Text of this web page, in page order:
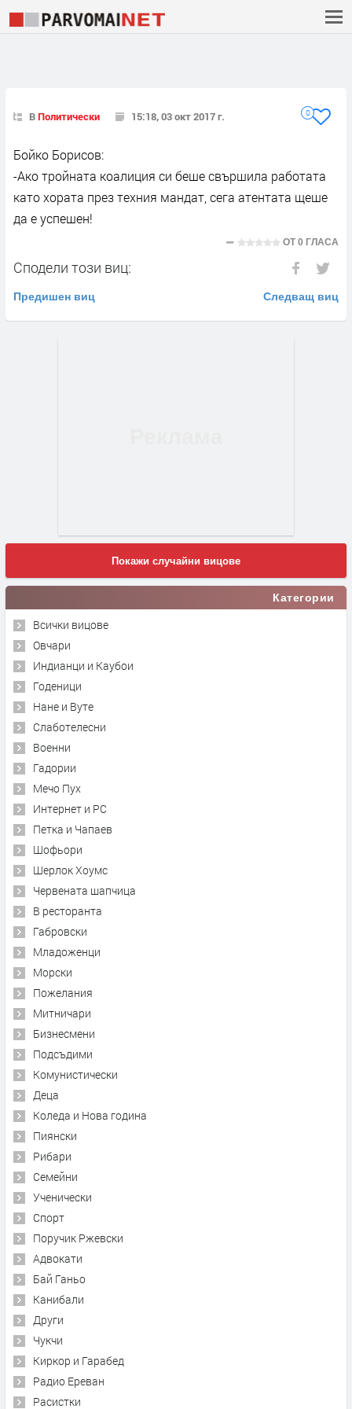
ВПолитически 15:18, 03 окт 2017 г. 0
Бойко Борисов:
-Ако тройната коалиция си беше свършила работата
като хората през техния мандат, сега атентата щеше
да е успешен!
ОТ0 ГЛАСА
Сподели този виц:
Предишен виц Следващ виц
Покажи случайни вицове
Категории
Всички вицове
Овчари
Индианци и Каубои
Годеници
Нане и Вуте
Слаботелесни
Военни
Гадории
Мечо Пух
Интернет и PC
Петка и Чапаев
Шофьори
Шерлок Хоумс
Червената шапчица
В ресторанта
Габровски
Младоженци
Морски
Пожелания
Митничари
Бизнесмени
Подсъдими
Комунистически
Деца
Коледа и Нова година
Пиянски
Рибари
Семейни
Ученически
Спорт
Поручик Ржевски
Адвокати
Бай Ганьо
Канибали
Други
Чукчи
Киркор и Гарабед
Радио Ереван
Расистки